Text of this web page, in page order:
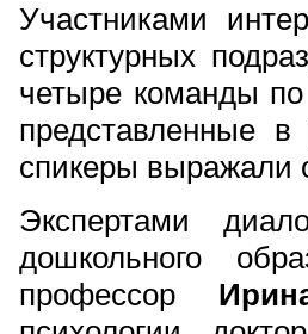
Участниками
структурных
четыре команды
представленные
спикеры
Экспертами
дошкольного
профессор